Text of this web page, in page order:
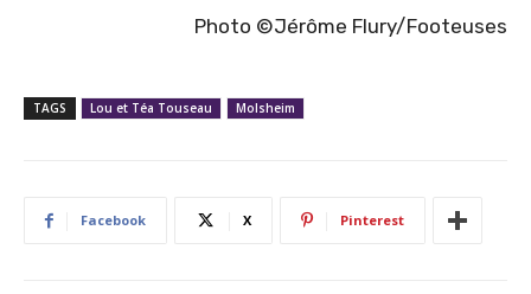
Photo ©Jérôme Flury/Footeuses
TAGS Lou et Téa Touseau Molsheim
Facebook X Pinterest